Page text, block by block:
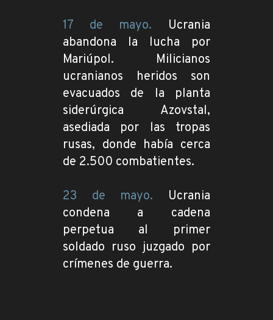
17 de mayo. Ucrania
abandona la lucha por
Mariúpol. Milicianos
ucranianos heridos son
evacuados de la planta
siderúrgica Azovstal,
asediada por las tropas
rusas, donde había cerca
de 2.500 combatientes.
23 de mayo. Ucrania
condena a cadena
perpetua al primer
soldado ruso juzgado por
crímenes de guerra.